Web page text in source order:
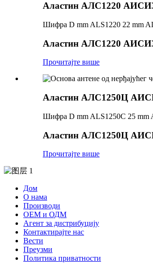
Аластин АЛС1220
Шифра D mm ALS1220 22 mm
Аластин АЛС1220
Прочитајте више
Аластин АЛС1250Ц
Шифра D mm ALS1250C 25 mm
Аластин АЛС1250Ц
Прочитајте више
Дом
О нама
Производи
ОЕМ и ОДМ
Агент за дистрибуцију
Контактирајте нас
Вести
Преузми
Политика приватности